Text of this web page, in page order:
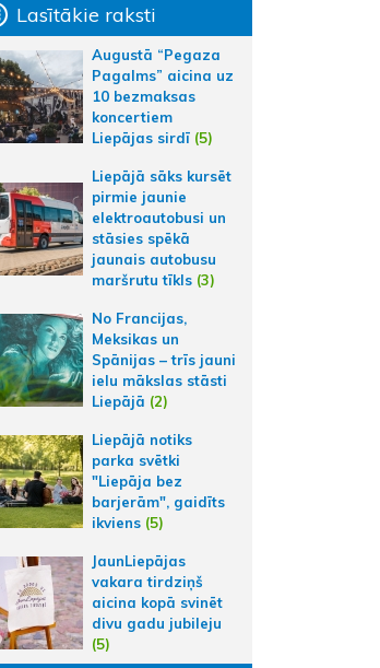
Lasītākie raksti
Augustā “Pegaza
Pagalms” aicina uz
10 bezmaksas
koncertiem
Liepājas sirdī (5)
Liepājā sāks kursēt
pirmie jaunie
elektroautobusi un
stāsies spēkā
jaunais autobusu
maršrutu tīkls (3)
No Francijas,
Meksikas un
Spānijas – trīs jauni
ielu mākslas stāsti
Liepājā (2)
Liepājā notiks
parka svētki
"Liepāja bez
barjerām", gaidīts
ikviens (5)
JaunLiepājas
vakara tirdziņš
aicina kopā svinēt
divu gadu jubileju
(5)